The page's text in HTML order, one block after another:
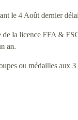
le 4 Août dernier
la licence FFA &
an.
ou médailles